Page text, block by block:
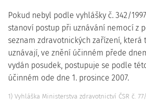
Pokud nebyl podle vyhlášky č. 342/
stanoví postup při uznávání nemocí z
seznam zdravotnických zařízení, která
uznávají, ve znění účinném přede
vydán posudek, postupuje se podle
účinném ode dne 1. prosince 2007.
1) Vyhláška Ministerstva zdravotnictví ČSR č.